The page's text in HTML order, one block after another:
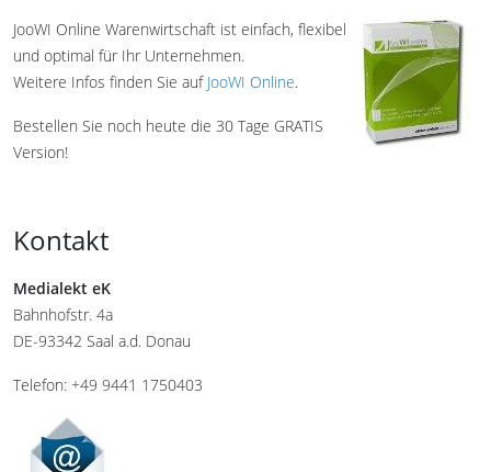
JooWI Online Warenwirtschaft ist einfach, flexibel
und optimal für Ihr Unternehmen.
Weitere Infos finden Sie auf JooWI Online.
Bestellen Sie noch heute die 30 Tage GRATIS
Version!
Kontakt
Medialekt eK
Bahnhofstr. 4a
DE-93342 Saal a.d. Donau
Telefon: +49 9441 1750403